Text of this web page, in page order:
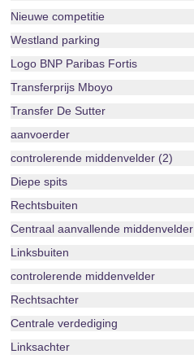
Nieuwe competitie
Westland parking
Logo BNP Paribas Fortis
Transferprijs Mboyo
Transfer De Sutter
aanvoerder
controlerende middenvelder (2)
Diepe spits
Rechtsbuiten
Centraal aanvallende middenvelder
Linksbuiten
controlerende middenvelder
Rechtsachter
Centrale verdediging
Linksachter